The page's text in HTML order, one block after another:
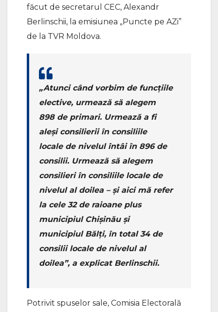
făcut de secretarul CEC, Alexandr
Berlinschii, la emisiunea „Puncte pe AZi”
de la TVR Moldova.
„Atunci când vorbim de funcțiile
elective, urmează să alegem
898 de primari. Urmează a fi
aleși consilierii în consiliile
locale de nivelul întâi în 896 de
consilii. Urmează să alegem
consilieri în consiliile locale de
nivelul al doilea – și aici mă refer
la cele 32 de raioane plus
municipiul Chișinău și
municipiul Bălți, în total 34 de
consilii locale de nivelul al
doilea”, a explicat Berlinschii.
Potrivit spuselor sale, Comisia Electorală